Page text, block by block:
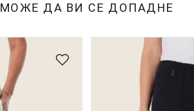
МОЖЕ ДА ВИ СЕ ДОПАДНЕ